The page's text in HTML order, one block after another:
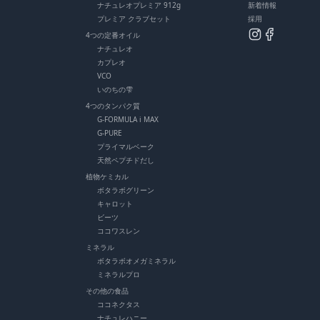
ナチュレオプレミア 912g
プレミア クラブセット
4つの定番オイル
ナチュレオ
カプレオ
VCO
いのちの雫
4つのタンパク質
G-FORMULA i MAX
G-PURE
プライマルベーク
天然ペプチドだし
植物ケミカル
ボタラボグリーン
キャロット
ビーツ
ココワスレン
ミネラル
ボタラボオメガミネラル
ミネラルプロ
その他の食品
ココネクタス
新着情報
採用